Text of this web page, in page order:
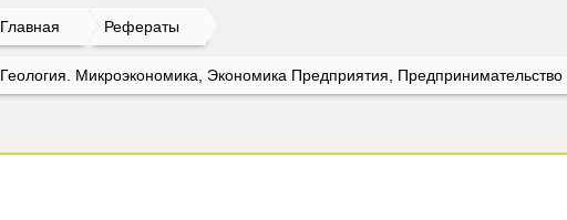
Главная Рефераты
Геология. Микроэкономика, Экономика Предприятия, Предпринимательство